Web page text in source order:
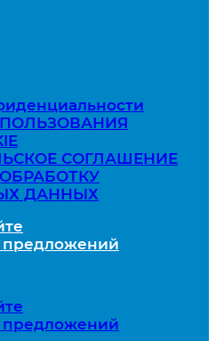
СОГЛАШЕНИЕ
ДАННЫХ
предложений
предложений